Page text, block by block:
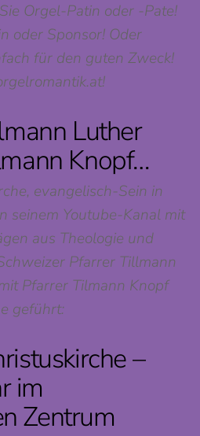
Orgel-Patin oder -Pate!
oder Sponsor! Oder
für den guten Zweck!
Luther
Knopf…
evangelisch-Sein in
seinem Youtube-Kanal mit
aus Theologie und
Pfarrer Tillmann
Pfarrer Tilmann Knopf
geführt:
–
im
Zentrum